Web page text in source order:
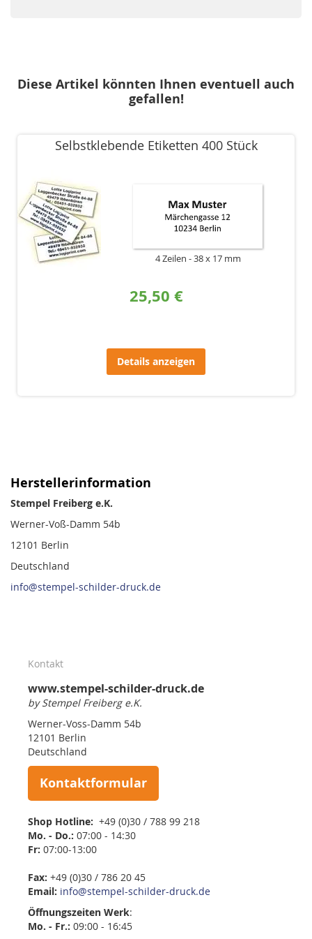
Diese Artikel könnten Ihnen eventuell auch
gefallen!
Selbstklebende Etiketten 400 Stück
4 Zeilen 38 x 17 mm
25,50 €
Details anzeigen
Herstellerinformation
Stempel Freiberg e.K.
Werner-Voß-Damm 54b
12101 Berlin
Deutschland
info@stempel-schilder-druck.de
Kontakt
www.stempel-schilder-druck.de
by Stempel Freiberg e.K.
Werner-Voss-Damm 54b
12101 Berlin
Deutschland
Kontaktformular
Shop Hotline: +49 (0)30 / 788 99 218
Mo. - Do.: 07:00 - 14:30
Fr: 07:00-13:00
Fax: +49 (0)30 / 786 20 45
Email: info@stempel-schilder-druck.de
Öffnungszeiten Werk:
Mo. - Fr.: 09:00 - 16:45